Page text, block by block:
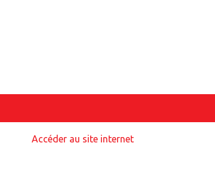
Accéder au site internet